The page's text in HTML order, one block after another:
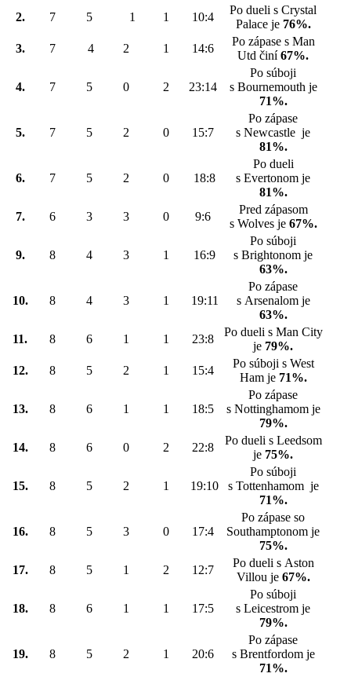
2.
7 5 1 1 10:4
Po dueli s Crystal
Palace je 76%.
3.
7 4 2 1 14:6
Po zápase s Man
Utd činí67%.
4. 7 5 0 2 23:14
Po súboji
s Bournemouth je
71%.
5. 7 5 2 0 15:7
Po zápase
s Newcastle je
81%.
6. 7 5 2 0 18:8
Po dueli
s Evertonom je
81%.
7.
6 3 3 0 9:6
Pred zápasom
s Wolves je 67%.
9. 8 4 3 1 16:9
Po súboji
s Brightonom je
63%.
10. 8 4 3 1 19:11
Po zápase
s Arsenalom je
63%.
11.
8 6 1 1 23:8
Po dueli s Man City
je 79%.
12.
8 5 2 1 15:4
Po súboji s West
Ham je 71%.
13. 8 6 1 1 18:5
Po zápase
s Nottinghamom je
79%.
14.
8 6 0 2 22:8
Po dueli s Leedsom
je 75%.
15. 8 5 2 1 19:10
Po súboji
s Tottenhamom je
71%.
16. 8 5 3 0 17:4
Po zápase so
Southamptonom je
75%.
17.
8 5 1 2 12:7
Po dueli s Aston
Villou je 67%.
18. 8 6 1 1 17:5
Po súboji
s Leicestrom je
79%.
19. 8 5 2 1 20:6
Po zápase
s Brentfordom je
71%.